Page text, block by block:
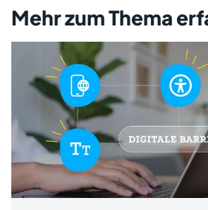
Mehr zum Thema